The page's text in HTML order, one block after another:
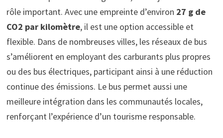
rôle important. Avec une empreinte d’environ 27 g de
CO2 par kilomètre, il est une option accessible et
flexible. Dans de nombreuses villes, les réseaux de bus
s’améliorent en employant des carburants plus propres
ou des bus électriques, participant ainsi à une réduction
continue des émissions. Le bus permet aussi une
meilleure intégration dans les communautés locales,
renforçant l’expérience d’un tourisme responsable.